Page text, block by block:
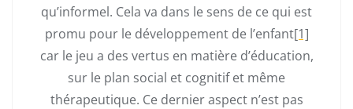
qu’informel. Cela va dans le sens de ce qui est
promu pour le développement de l’enfant[1]
car le jeu a des vertus en matière d’éducation,
sur le plan social et cognitif et même
thérapeutique. Ce dernier aspect n’est pas